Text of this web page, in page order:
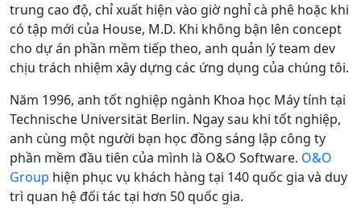
trung cao độ, chỉ xuất hiện vào giờ nghỉ cà phê hoặc khi
có tập mới của House, M.D. Khi không bận lên concept
cho dự án phần mềm tiếp theo, anh quản lý team dev
chịu trách nhiệm xây dựng các ứng dụng của chúng tôi.
Năm 1996, anh tốt nghiệp ngành Khoa học Máy tính tại
Technische Universität Berlin. Ngay sau khi tốt nghiệp,
anh cùng một người bạn học đồng sáng lập công ty
phần mềm đầu tiên của mình là O&O Software. O&O
Group hiện phục vụ khách hàng tại 140 quốc gia và duy
trì quan hệ đối tác tại hơn 50 quốc gia.